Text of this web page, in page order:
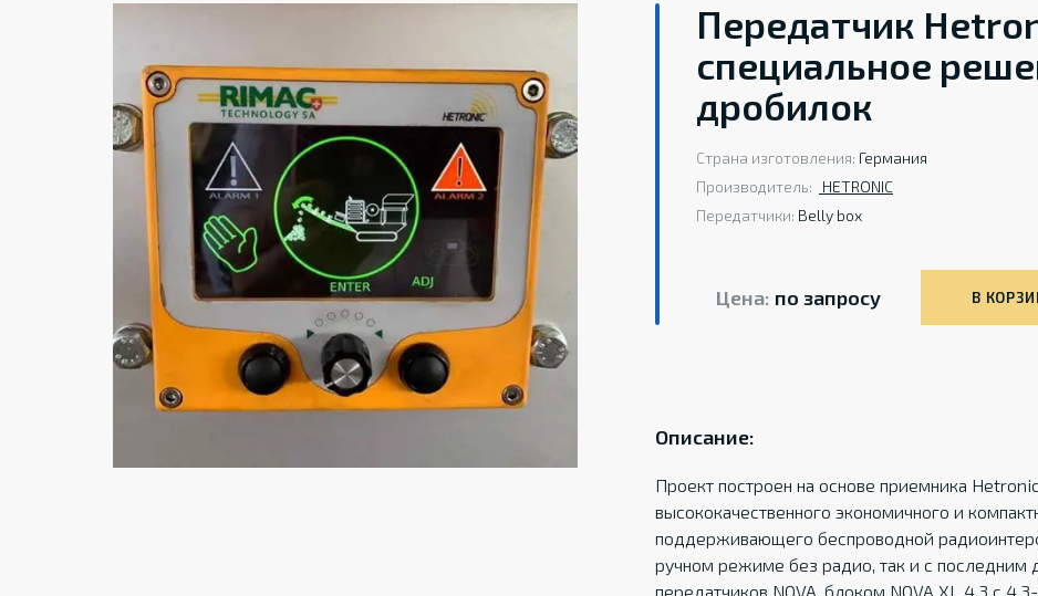
Передатчик
специальное
дробилок
Страна изготовления: Германия
Производитель:
HETRONIС
Передатчики: Belly box
Цена: по запросу В
Описание:
Проект построен на основе приемника
высококачественного экономичного и
поддерживающего беспроводной
ручном режиме без радио, так и с последним
передатчиков NOVA, блоком NOVA XL 4.3 с